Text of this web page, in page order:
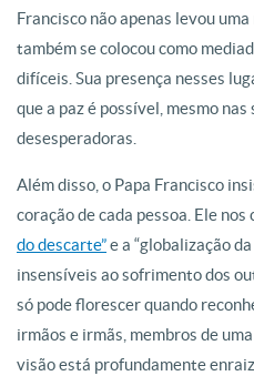
Francisco não apenas levou
também se colocou como
difíceis. Sua presença nesses
que a paz é possível, mesmo
desesperadoras.
Além disso, o Papa Francisco
coração de cada pessoa. Ele
do descarte”e a “globalização
insensíveis ao sofrimento dos
só pode florescer quando
irmãos e irmãs, membros de
visão está profundamente